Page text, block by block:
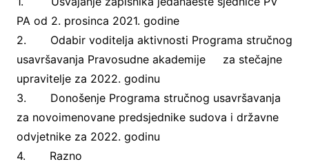
PA od 2. prosinca 2021. godine
2. Odabir voditelja aktivnosti Programa stručnog
usavršavanja Pravosudne akademije za stečajne
upravitelje za 2022. godinu
3. Donošenje Programa stručnog usavršavanja
za novoimenovane predsjednike sudova i državne
odvjetnike za 2022. godinu
4. Razno